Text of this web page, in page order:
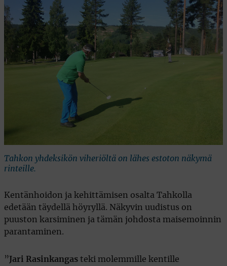
Tahkon yhdeksikön viheriöltä on lähes estoton näkymä
rinteille.
Kentänhoidon ja kehittämisen osalta Tahkolla
edetään täydellä höyryllä. Näkyvin uudistus on
puuston karsiminen ja tämän johdosta maisemoinnin
parantaminen.
”Jari Rasinkangas teki molemmille kentille